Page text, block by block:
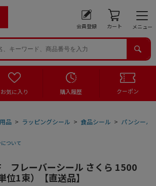
会員登録 カート メニュー
お気に入り 購入履歴 クーポン
品 > ラッピングシール > 食品シール > パンシール
ついて
フレーバーシール さくら 1500
1束）【直送品】